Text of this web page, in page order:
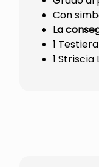
Con
La
1
1 Striscia